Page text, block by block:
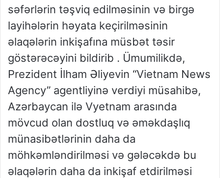
səfərlərin təşviq edilməsinin və birgə
layihələrin həyata keçirilməsinin
əlaqələrin inkişafına müsbət təsir
göstərəcəyini bildirib . Ümumilikdə,
Prezident İlham Əliyevin “Vietnam News
Agency” agentliyinə verdiyi müsahibə,
Azərbaycan ilə Vyetnam arasında
mövcud olan dostluq və əməkdaşlıq
münasibətlərinin daha da
möhkəmləndirilməsi və gələcəkdə bu
əlaqələrin daha da inkişaf etdirilməsi